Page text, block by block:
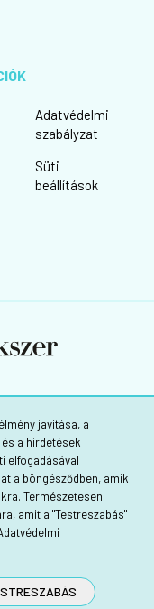
javítása, a
a hirdetések
elfogadásával
a böngésződben, amik
Természetesen
amit a "Testreszabás"
Adatvédelmi
szabályzat
Süti
beállítások